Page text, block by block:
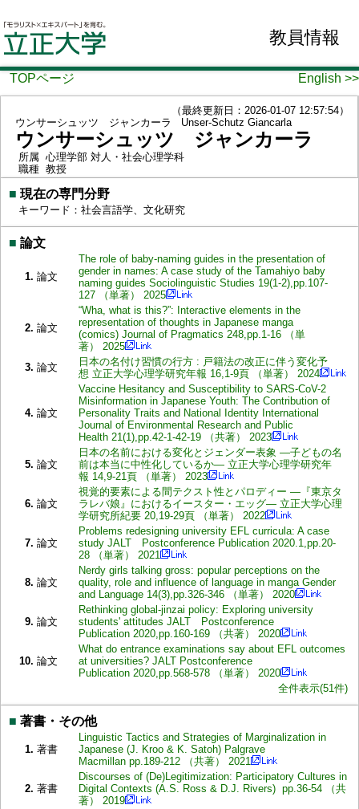
教員情報
TOPページ English >>
（最終更新日：2026-01-07 12:57:54）
ウンサーシュッツ ジャンカーラ
Unser-Schutz Giancarla
ウンサーシュッツ ジャンカーラ
所属 心理学部 対人・社会心理学科
職種 教授
■ 現在の専門分野
キーワード：社会言語学、文化研究
■ 論文
1. 論文
The role of baby-naming guides in the presentation of
gender in names: A case study of the Tamahiyo baby
naming guides Sociolinguistic Studies 19(1-2),pp.107-
127 （単著） 2025
2. 論文
“Wha, what is this?”: Interactive elements in the
representation of thoughts in Japanese manga
(comics) Journal of Pragmatics 248,pp.1-16 （単
著） 2025
3. 論文
日本の名付け習慣の行方 : 戸籍法の改正に伴う変化予
想 立正大学心理学研究年報 16,1-9頁 （単著） 2024
4. 論文
Vaccine Hesitancy and Susceptibility to SARS-CoV-2
Misinformation in Japanese Youth: The Contribution of
Personality Traits and National Identity International
Journal of Environmental Research and Public
Health 21(1),pp.42-1-42-19 （共著） 2023
5. 論文
日本の名前における変化とジェンダー表象 ―子どもの名
前は本当に中性化しているか― 立正大学心理学研究年
報 14,9-21頁 （単著） 2023
6. 論文
視覚的要素による間テクスト性とパロディー ―『東京タ
ラレバ娘』におけるイースター・エッグ― 立正大学心理
学研究所紀要 20,19-29頁 （単著） 2022
7. 論文
Problems redesigning university EFL curricula: A case
study JALT Postconference Publication 2020.1,pp.20-
28 （単著） 2021
8. 論文
Nerdy girls talking gross: popular perceptions on the
quality, role and influence of language in manga Gender
and Language 14(3),pp.326-346 （単著） 2020
9. 論文
Rethinking global-jinzai policy: Exploring university
students' attitudes JALT Postconference
Publication 2020,pp.160-169 （共著） 2020
10. 論文
What do entrance examinations say about EFL outcomes
at universities? JALT Postconference
Publication 2020,pp.568-578 （単著） 2020
全件表示(51件)
■ 著書・その他
1. 著書
Linguistic Tactics and Strategies of Marginalization in
Japanese (J. Kroo & K. Satoh) Palgrave
Macmillan pp.189-212 （共著） 2021
2. 著書
Discourses of (De)Legitimization: Participatory Cultures in
Digital Contexts (A.S. Ross & D.J. Rivers) pp.36-54 （共
著） 2019